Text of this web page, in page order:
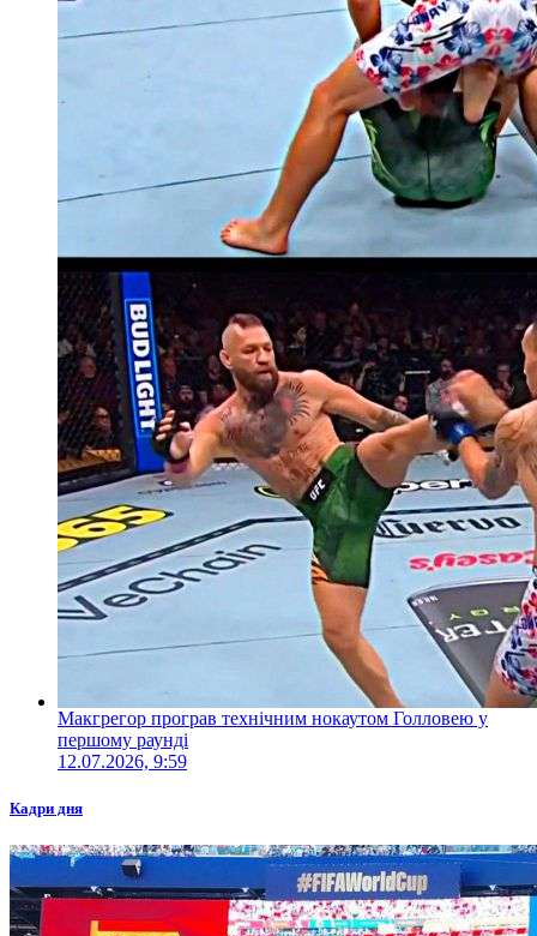
Макгрегор програв технічним нокаутом Голловею у
першому раунді
12.07.2026, 9:59
Кадри дня